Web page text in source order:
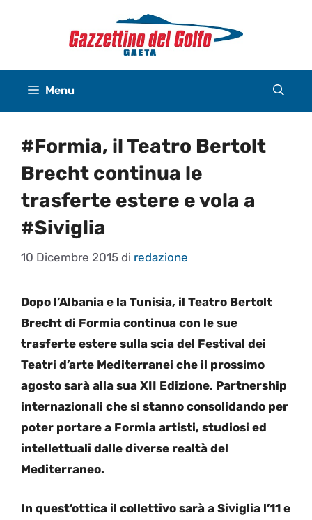
Menu
#Formia, il Teatro Bertolt
Brecht continua le
trasferte estere e vola a
#Siviglia
10 Dicembre 2015 di redazione
Dopo l’Albania e la Tunisia, il Teatro Bertolt
Brecht di Formia continua con le sue
trasferte estere sulla scia del Festival dei
Teatri d’arte Mediterranei che il prossimo
agosto sarà alla sua XII Edizione. Partnership
internazionali che si stanno consolidando per
poter portare a Formia artisti, studiosi ed
intellettuali dalle diverse realtà del
Mediterraneo.
In quest’ottica il collettivo sarà a Siviglia l’11 e